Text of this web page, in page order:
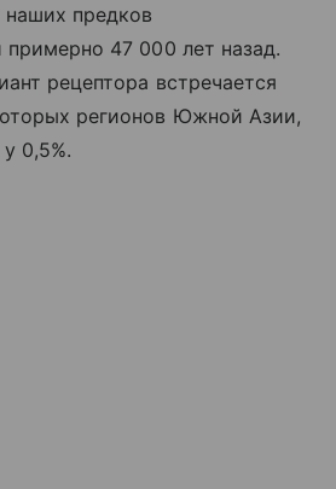
наших предков
примерно 47 000 лет назад.
рецептора встречается
регионов Южной Азии,
0,5%.